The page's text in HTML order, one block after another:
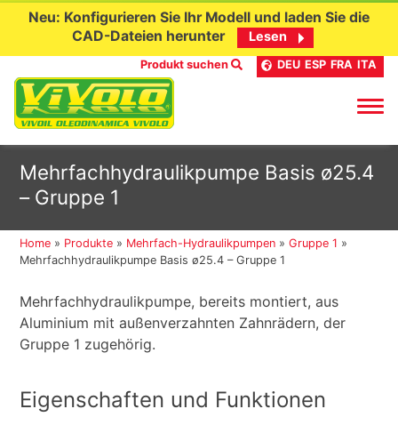
content
Neu: Konfigurieren Sie Ihr Modell und laden Sie die
CAD-Dateien herunter
Lesen
Produkt suchen DEU ESP FRA ITA
Mehrfachhydraulikpumpe Basis ø25.4
– Gruppe 1
Home » Produkte » Mehrfach-Hydraulikpumpen »Gruppe 1 »
Mehrfachhydraulikpumpe Basis ø25.4 – Gruppe 1
Mehrfachhydraulikpumpe, bereits montiert, aus
Aluminium mit außenverzahnten Zahnrädern, der
Gruppe 1 zugehörig.
Eigenschaften und Funktionen